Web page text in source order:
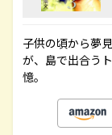
子供の頃から夢
が、島で出合う
憶。